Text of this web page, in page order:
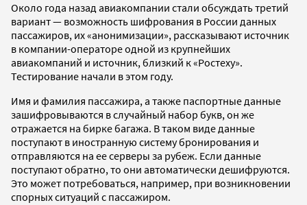
Около года назад авиакомпании стали обсуждать третий
вариант — возможность шифрования в России данных
пассажиров, их «анонимизации», рассказывают источник
в компании-операторе одной из крупнейших
авиакомпаний и источник, близкий к «Ростеху».
Тестирование начали в этом году.
Имя и фамилия пассажира, а также паспортные данные
зашифровываются в случайный набор букв, он же
отражается на бирке багажа. В таком виде данные
поступают в иностранную систему бронирования и
отправляются на ее серверы за рубеж. Если данные
поступают обратно, то они автоматически дешифруются.
Это может потребоваться, например, при возникновении
спорных ситуаций с пассажиром.